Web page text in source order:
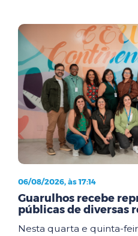
06/08/2026, às 17:14
Guarulhos recebe
públicas de diversas
Nesta quarta e quinta-